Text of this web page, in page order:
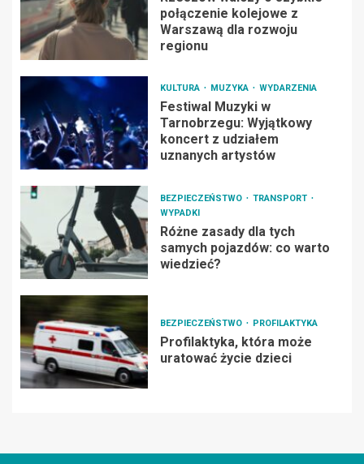
połączenie kolejowe z
Warszawą dla rozwoju
regionu
KULTURA MUZYKA WYDARZENIA
Festiwal Muzyki w
Tarnobrzegu: Wyjątkowy
koncert z udziałem
uznanych artystów
BEZPIECZEŃSTWO
TRANSPORT
WYPADKI
Różne zasady dla tych
samych pojazdów: co warto
wiedzieć?
BEZPIECZEŃSTWO PROFILAKTYKA
Profilaktyka, która może
uratować życie dzieci